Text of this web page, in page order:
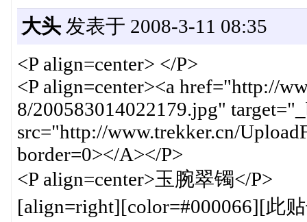
大头发表于 2008-3-11 08:35
<P align=center> </P>
<P align=center><a href="http://
8/200583014022179.jpg"
src="http://www.trekker.cn/
border=0></A></P>
<P align=center>玉腕翠镯</P>
[align=right][color=#000066][此